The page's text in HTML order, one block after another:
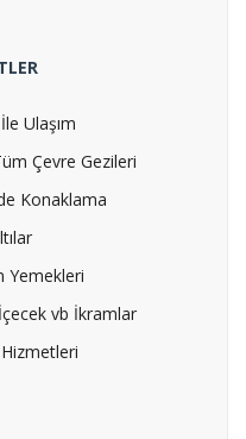
Ulaşım
Çevre Gezileri
Konaklama
Yemekleri
vb İkramlar